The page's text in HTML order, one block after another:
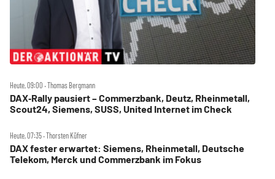
Heute, 09:00 ‧ Thomas Bergmann
DAX‑Rally pausiert – Commerzbank, Deutz, Rheinmetall,
Scout24, Siemens, SUSS, United Internet im Check
Heute, 07:35 ‧ Thorsten Küfner
DAX fester erwartet: Siemens, Rheinmetall, Deutsche
Telekom, Merck und Commerzbank im Fokus